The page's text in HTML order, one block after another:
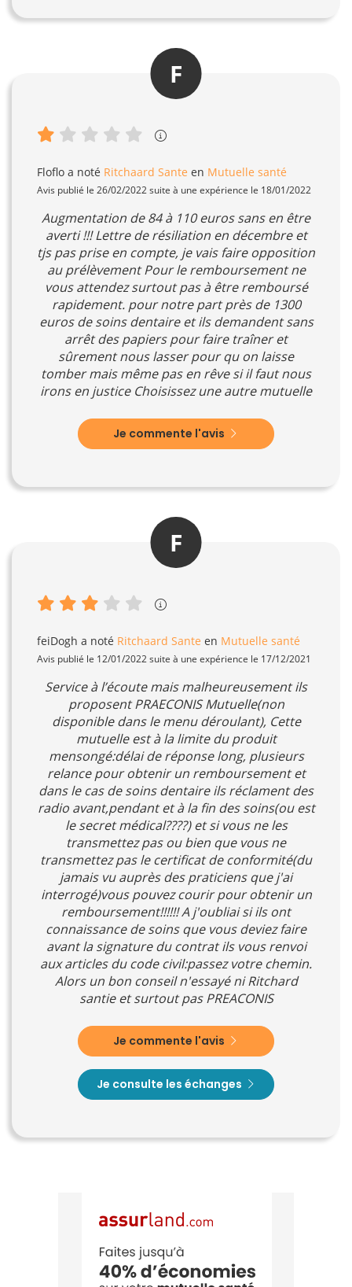
F
Floflo a noté Ritchaard Sante en Mutuelle santé
Avis publié le 26/02/2022 suite à une expérience le 18/01/2022
Augmentation de 84 à 110 euros sans en être
averti !!! Lettre de résiliation en décembre et
tjs pas prise en compte, je vais faire opposition
au prélèvement Pour le remboursement ne
vous attendez surtout pas à être remboursé
rapidement. pour notre part près de 1300
euros de soins dentaire et ils demandent sans
arrêt des papiers pour faire traîner et
sûrement nous lasser pour qu on laisse
tomber mais même pas en rêve si il faut nous
irons en justice Choisissez une autre mutuelle
Je commente l'avis
F
feiDogh a noté Ritchaard Sante en Mutuelle santé
Avis publié le 12/01/2022 suite à une expérience le 17/12/2021
Service à l’écoute mais malheureusement ils
proposent PRAECONIS Mutuelle(non
disponible dans le menu déroulant), Cette
mutuelle est à la limite du produit
mensongé:délai de réponse long, plusieurs
relance pour obtenir un remboursement et
dans le cas de soins dentaire ils réclament des
radio avant,pendant et à la fin des soins(ou est
le secret médical????) et si vous ne les
transmettez pas ou bien que vous ne
transmettez pas le certificat de conformité(du
jamais vu auprès des praticiens que j'ai
interrogé)vous pouvez courir pour obtenir un
remboursement!!!!!! A j'oubliai si ils ont
connaissance de soins que vous deviez faire
avant la signature du contrat ils vous renvoi
aux articles du code civil:passez votre chemin.
Alors un bon conseil n'essayé ni Ritchard
santie et surtout pas PREACONIS
Je commente l'avis
Je consulte les échanges